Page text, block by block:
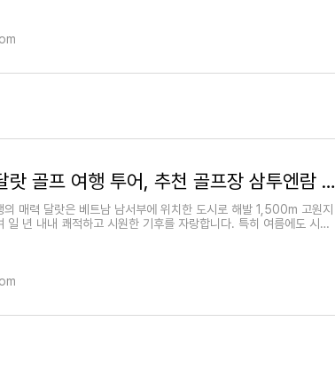
베트남 달랏 골프 여행 투어, 추천 골프장 삼투엔람 팰리스 더달랏 1200
의 매력 달랏은 베트남 남서부에 위치한 도시로 해발 1,500m 고원지
일 년 내내 쾌적하고 시원한 기후를 자랑합니다. 특히 여름에도 시원